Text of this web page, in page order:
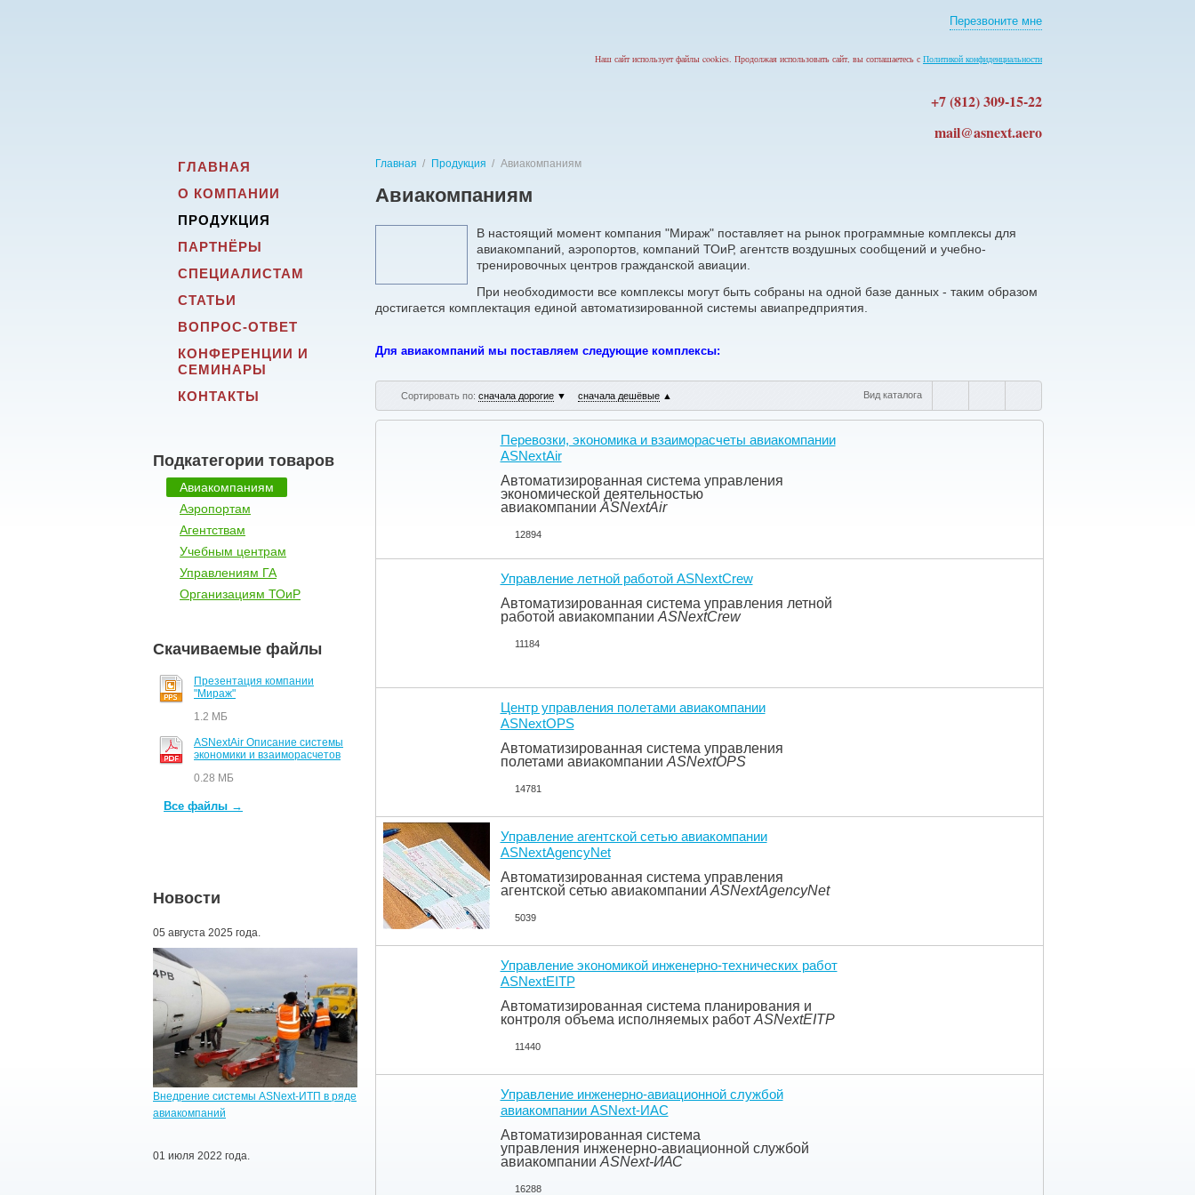
Перезвоните мне
Наш сайт использует файлы cookies. Продолжая использовать сайт, вы соглашаетесь с Политикой конфиденциальности
+7 (812) 309-15-22
mail@asnext.aero
Главная / Продукция / Авиакомпаниям
Авиакомпаниям
В настоящий момент компания "Мираж" поставляет на рынок программные комплексы для
авиакомпаний, аэропортов, компаний ТОиР, агентств воздушных сообщений и учебно-
тренировочных центров гражданской авиации.
При необходимости все комплексы могут быть собраны на одной базе данных - таким образом
достигается комплектация единой автоматизированной системы авиапредприятия.
Для авиакомпаний мы поставляем следующие комплексы:
Сортировать по: сначала дорогие ▼ сначала дешёвые ▲ Вид каталога
Перевозки, экономика и взаиморасчеты авиакомпании
ASNextAir
Автоматизированная система управления
экономической деятельностью
авиакомпании ASNextAir
12894
Управление летной работой ASNextCrew
Автоматизированная система управления летной
работой авиакомпании ASNextCrew
11184
Центр управления полетами авиакомпании
ASNextOPS
Автоматизированная система управления
полетами авиакомпании ASNextOPS
14781
Управление агентской сетью авиакомпании
ASNextAgencyNet
Автоматизированная система управления
агентской сетью авиакомпании ASNextAgencyNet
5039
Управление экономикой инженерно-технических работ
ASNextEITP
Автоматизированная система планирования и
контроля объема исполняемых работ ASNextEITP
11440
Управление инженерно-авиационной службой
авиакомпании ASNext-ИАС
Автоматизированная система
управления инженерно-авиационной службой
авиакомпании ASNext-ИАС
16288
ГЛАВНАЯ
О КОМПАНИИ
ПРОДУКЦИЯ
ПАРТНЁРЫ
СПЕЦИАЛИСТАМ
СТАТЬИ
ВОПРОС-ОТВЕТ
КОНФЕРЕНЦИИ И
СЕМИНАРЫ
КОНТАКТЫ
Подкатегории товаров
Авиакомпаниям
Аэропортам
Агентствам
Учебным центрам
Управлениям ГА
Организациям ТОиР
Скачиваемые файлы
Презентация компании
"Мираж"
1.2 МБ
ASNextAir Описание системы
экономики и взаиморасчетов
0.28 МБ
Все файлы →
Новости
05 августа 2025 года.
Внедрение системы ASNext-ИТП в ряде
авиакомпаний
01 июля 2022 года.